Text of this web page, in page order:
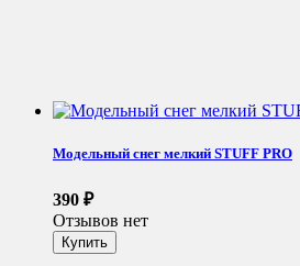
Модельный снег мелкий STUFF PRO
390 ₽
Отзывов нет